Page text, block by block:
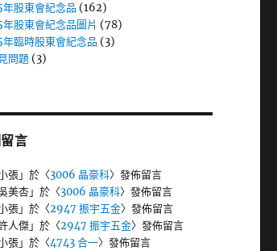
年股東會紀念品 (162)
年股東會紀念品圖片 (78)
年臨時股東會紀念品 (3)
問題 (3)
言
張」於〈3006 晶豪科〉發佈留言
美杏」於〈3006 晶豪科〉發佈留言
張」於〈2947 振宇五金〉發佈留言
人傑」於〈2947 振宇五金〉發佈留言
張」於〈4743 合一〉發佈留言